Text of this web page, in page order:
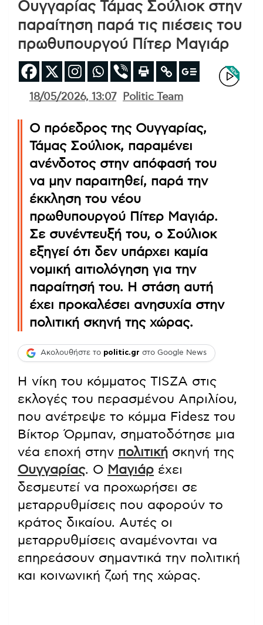
Ουγγαρίας Τάμας Σούλιοκ στην
παραίτηση παρά τις πιέσεις του
πρωθυπουργού Πίτερ Μαγιάρ
18/05/2026, 13:07 Politic Team
Ο πρόεδρος της Ουγγαρίας,
Τάμας Σούλιοκ, παραμένει
ανένδοτος στην απόφασή του
να μην παραιτηθεί, παρά την
έκκληση του νέου
πρωθυπουργού Πίτερ Μαγιάρ.
Σε συνέντευξή του, ο Σούλιοκ
εξηγεί ότι δεν υπάρχει καμία
νομική αιτιολόγηση για την
παραίτησή του. Η στάση αυτή
έχει προκαλέσει ανησυχία στην
πολιτική σκηνή της χώρας.
Ακολουθήστε το politic.gr στο Google News
Η νίκη του κόμματος TISZA στις
εκλογές του περασμένου Απριλίου,
που ανέτρεψε το κόμμα Fidesz του
Βίκτορ Όρμπαν, σηματοδότησε μια
νέα εποχή στην πολιτική σκηνή της
Ουγγαρίας. Ο Μαγιάρ έχει
δεσμευτεί να προχωρήσει σε
μεταρρυθμίσεις που αφορούν το
κράτος δικαίου. Αυτές οι
μεταρρυθμίσεις αναμένονται να
επηρεάσουν σημαντικά την πολιτική
και κοινωνική ζωή της χώρας.